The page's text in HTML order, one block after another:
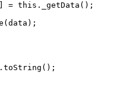
= this._getData();